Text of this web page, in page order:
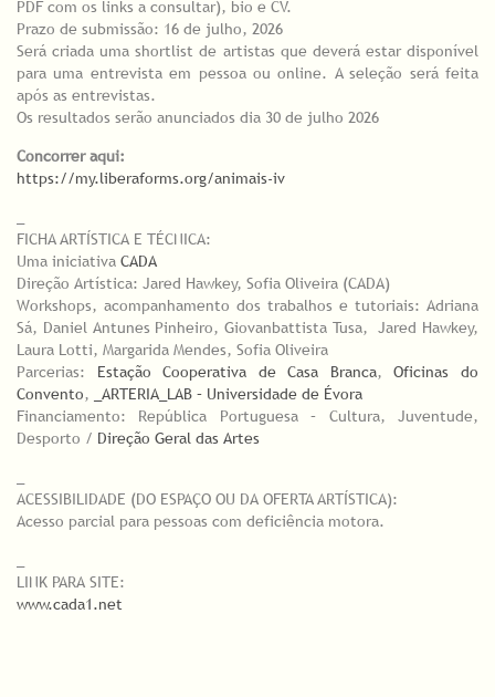
PDF com os links a consultar), bio e CV.
Prazo de submissão: 16 de julho, 2026
Será criada uma shortlist de artistas que deverá estar disponível
para uma entrevista em pessoa ou online. A seleção será feita
após as entrevistas.
Os resultados serão anunciados dia 30 de julho 2026
Concorrer aqui:
https://my.liberaforms.org/animais-iv
FICHA ARTÍSTICA E TÉCNICA:
Uma iniciativa CADA
Direção Artística: Jared Hawkey, Sofia Oliveira (CADA)
Workshops, acompanhamento dos trabalhos e tutoriais: Adriana
Sá, Daniel Antunes Pinheiro, Giovanbattista Tusa, Jared Hawkey,
Laura Lotti, Margarida Mendes, Sofia Oliveira
Parcerias: Estação Cooperativa de Casa Branca,Oficinas do
Convento,
_ARTERIA_LAB – Universidade de Évora
Financiamento: República Portuguesa – Cultura, Juventude,
Desporto / Direção Geral das Artes
ACESSIBILIDADE (DO ESPAÇO OU DA OFERTA ARTÍSTICA):
Acesso parcial para pessoas com deficiência motora.
LINK PARA SITE:
www.cada1.net